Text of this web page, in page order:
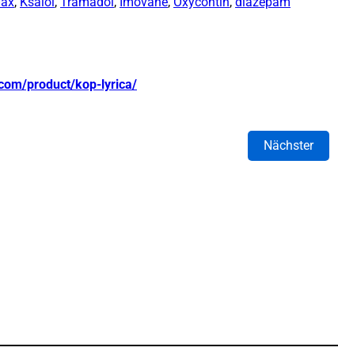
product/kop-lyrica/
Nächster